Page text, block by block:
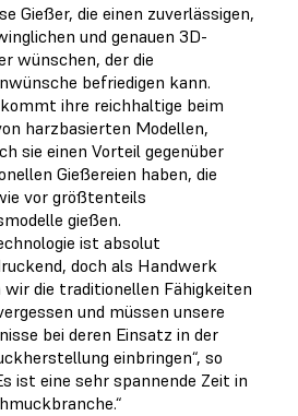
Gießer, die einen zuverlässigen,
und genauen 3D-
wünschen, der die
befriedigen kann.
ihre reichhaltige beim
harzbasierten Modellen,
sie einen Vorteil gegenüber
Gießereien haben, die
vor größtenteils
gießen.
ist absolut
doch als Handwerk
wir die traditionellen Fähigkeiten
und müssen unsere
bei deren Einsatz in der
einbringen“, so
ist eine sehr spannende Zeit in